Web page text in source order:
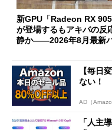
新GPU「Radeon RX
が登場するもアキバの反
静か――2026年8月最新
【毎日
ない！
AD（
「人主